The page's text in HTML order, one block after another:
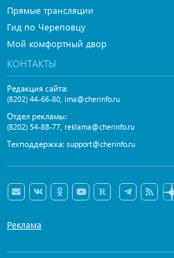
Прямые трансляции
Гид по Череповцу
Мой комфортный двор
КОНТАКТЫ
Редакция сайта:
(8202) 44-66-80, ima@cherinfo.ru
Отдел рекламы:
(8202) 54-88-77, reklama@cherinfo.ru
Техподдержка: support@cherinfo.ru
Реклама